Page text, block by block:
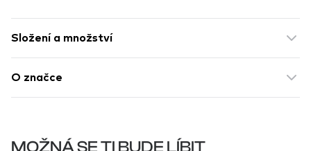
Složení a množství
O značce
MOŽNÁ SE TI BUDE LÍBIT